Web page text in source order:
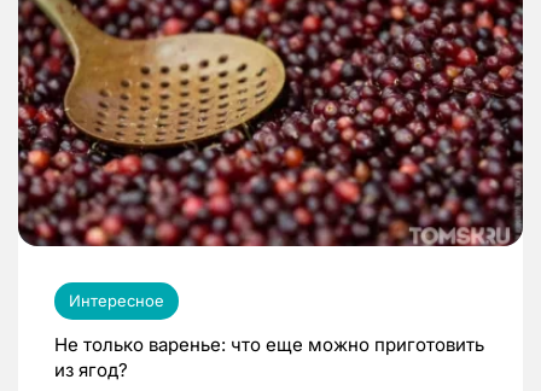
Интересное
Не только варенье: что еще можно приготовить
из ягод?